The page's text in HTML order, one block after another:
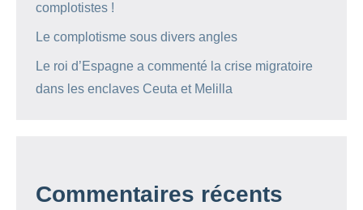
complotistes !
Le complotisme sous divers angles
Le roi d’Espagne a commenté la crise migratoire
dans les enclaves Ceuta et Melilla
Commentaires récents